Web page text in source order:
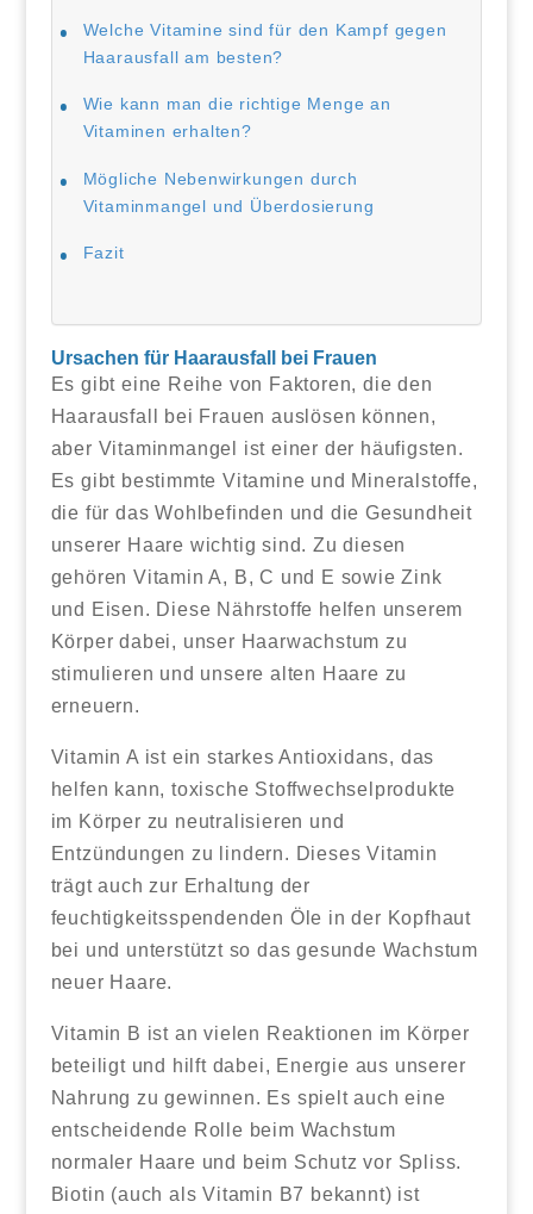
Welche Vitamine sind für den Kampf gegen
Haarausfall am besten?
Wie kann man die richtige Menge an
Vitaminen erhalten?
Mögliche Nebenwirkungen durch
Vitaminmangel und Überdosierung
Fazit
Ursachen für Haarausfall bei Frauen
Es gibt eine Reihe von Faktoren, die den
Haarausfall bei Frauen auslösen können,
aber Vitaminmangel ist einer der häufigsten.
Es gibt bestimmte Vitamine und Mineralstoffe,
die für das Wohlbefinden und die Gesundheit
unserer Haare wichtig sind. Zu diesen
gehören Vitamin A, B, C und E sowie Zink
und Eisen. Diese Nährstoffe helfen unserem
Körper dabei, unser Haarwachstum zu
stimulieren und unsere alten Haare zu
erneuern.
Vitamin A ist ein starkes Antioxidans, das
helfen kann, toxische Stoffwechselprodukte
im Körper zu neutralisieren und
Entzündungen zu lindern. Dieses Vitamin
trägt auch zur Erhaltung der
feuchtigkeitsspendenden Öle in der Kopfhaut
bei und unterstützt so das gesunde Wachstum
neuer Haare.
Vitamin B ist an vielen Reaktionen im Körper
beteiligt und hilft dabei, Energie aus unserer
Nahrung zu gewinnen. Es spielt auch eine
entscheidende Rolle beim Wachstum
normaler Haare und beim Schutz vor Spliss.
Biotin (auch als Vitamin B7 bekannt) ist